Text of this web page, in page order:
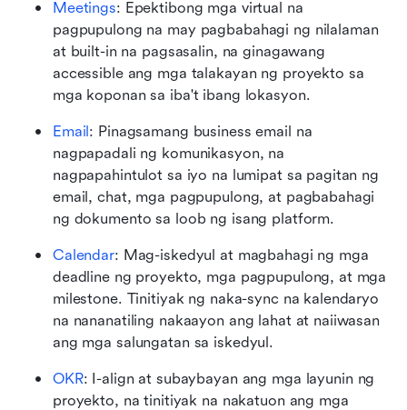
Meetings: Epektibong mga virtual na
pagpupulong na may pagbabahagi ng nilalaman
at built-in na pagsasalin, na ginagawang
accessible ang mga talakayan ng proyekto sa
mga koponan sa iba't ibang lokasyon.
Email: Pinagsamang business email na
nagpapadali ng komunikasyon, na
nagpapahintulot sa iyo na lumipat sa pagitan ng
email, chat, mga pagpupulong, at pagbabahagi
ng dokumento sa loob ng isang platform.
Calendar: Mag-iskedyul at magbahagi ng mga
deadline ng proyekto, mga pagpupulong, at mga
milestone. Tinitiyak ng naka-sync na kalendaryo
na nananatiling nakaayon ang lahat at naiiwasan
ang mga salungatan sa iskedyul.
OKR: I-align at subaybayan ang mga layunin ng
proyekto, na tinitiyak na nakatuon ang mga